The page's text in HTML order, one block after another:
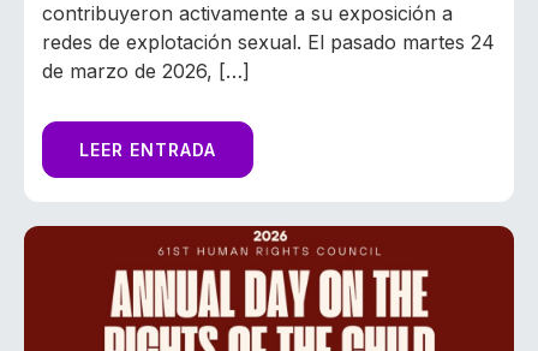
contribuyeron activamente a su exposición a
redes de explotación sexual. El pasado martes 24
de marzo de 2026, […]
LEER ENTRADA